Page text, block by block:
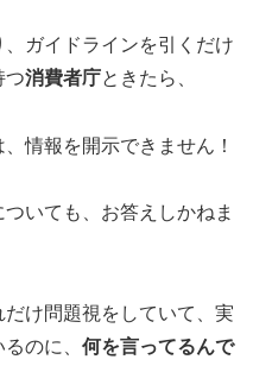
ガイドラインを引くだけ
つ消費者庁ときたら、
情報を開示できません！
いても、お答えしかねま
け問題視をしていて、実
のに、 何を言ってるんで